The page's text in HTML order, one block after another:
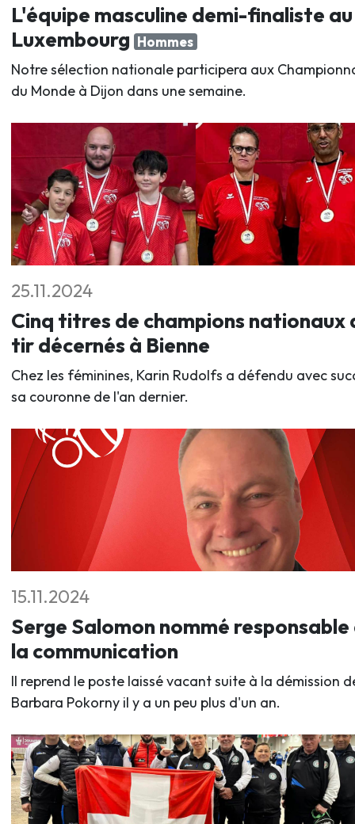
L'équipe masculine demi-finaliste au
Luxembourg Hommes
Notre sélection nationale participera aux
du Monde à Dijon dans une semaine.
25.11.2024
Cinq titres de champions nationaux
tir décernés à Bienne
Chez les féminines, Karin Rudolfs a défendu avec
sa couronne de l'an dernier.
15.11.2024
Serge Salomon nommé responsable
la communication
Il reprend le poste laissé vacant suite à la démission
Barbara Pokorny il y a un peu plus d'un an.